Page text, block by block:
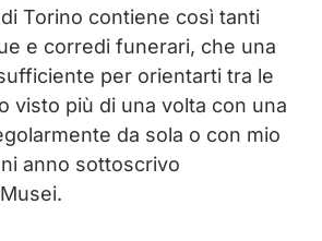
Torino contiene così tanti
e corredi funerari, che una
per orientarti tra le
visto più di una volta con una
da sola o con mio
anno sottoscrivo